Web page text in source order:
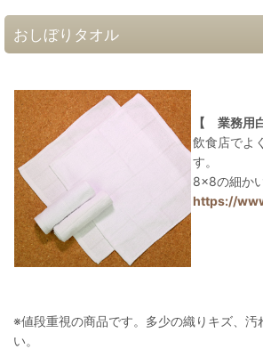
おしぼりタオル
【 業務用
飲食店でよ
す。
8×8の細か
https://
※値段重視の商品です。多少の織りキズ、汚
い。